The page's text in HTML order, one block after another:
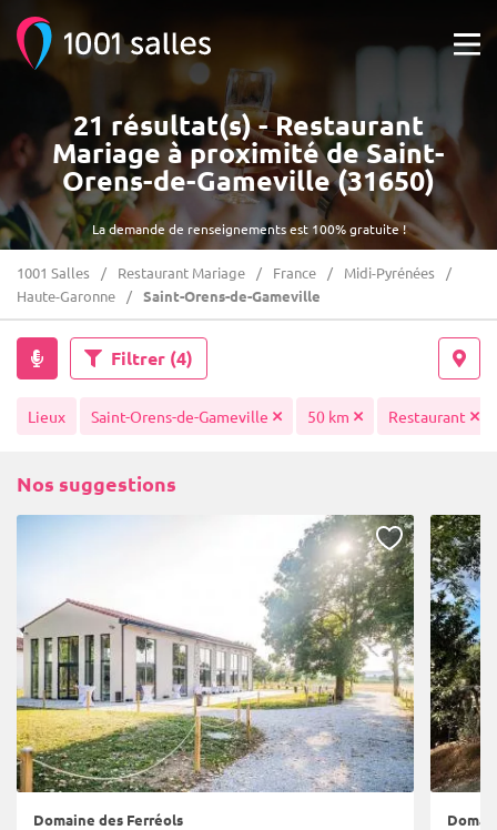
La demande de renseignements est 100% gratuite !
21 résultat(s) - Restaurant
Mariage à proximité de Saint-
Orens-de-Gameville (31650)
1001 Salles Restaurant Mariage France
Midi-Pyrénées
Haute-Garonne
Saint-Orens-de-Gameville
Filtrer (4)
Lieux Saint-Orens-de-Gameville 50 km Restaurant
Nos suggestions
Domaine des Ferréols